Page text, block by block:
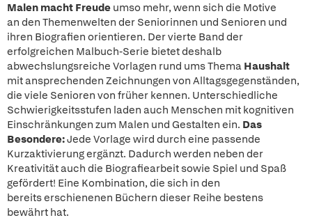
Malen macht Freude umso mehr, wenn sich die Motive
an den Themenwelten der Seniorinnen und Senioren und
ihren Biografien orientieren. Der vierte Band der
erfolgreichen Malbuch-Serie bietet deshalb
abwechslungsreiche Vorlagen rund ums Thema Haushalt
mit ansprechenden Zeichnungen von Alltagsgegenständen,
die viele Senioren von früher kennen. Unterschiedliche
Schwierigkeitsstufen laden auch Menschen mit kognitiven
Einschränkungen zum Malen und Gestalten ein. Das
Besondere:Jede Vorlage wird durch eine passende
Kurzaktivierung ergänzt. Dadurch werden neben der
Kreativität auch die Biografiearbeit sowie Spiel und Spaß
gefördert! Eine Kombination, die sich in den
bereits erschienenen Büchern dieser Reihe bestens
bewährt hat.